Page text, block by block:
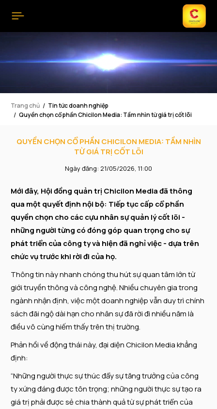
Trang chủ
Tin tức doanh nghiệp
Quyền chọn cổ phần Chicilon Media: Tầm nhìn từ giá trị cốt lõi
QUYỀN CHỌN CỔ PHẦN CHICILON MEDIA: TẦM NHÌN
TỪ GIÁ TRỊ CỐT LÕI
Ngày đăng: 21/05/2026, 11:00
Mới đây, Hội đồng quản trị Chicilon Media đã thông
qua một quyết định nội bộ: Tiếp tục cấp cổ phần
quyền chọn cho các cựu nhân sự quản lý cốt lõi -
những người từng có đóng góp quan trọng cho sự
phát triển của công ty và hiện đã nghỉ việc - dựa trên
chức vụ trước khi rời đi của họ.
Thông tin này nhanh chóng thu hút sự quan tâm lớn từ
giới truyền thông và công nghệ. Nhiều chuyên gia trong
ngành nhận định, việc một doanh nghiệp vẫn duy trì chính
sách đãi ngộ dài hạn cho nhân sự đã rời đi nhiều năm là
điều vô cùng hiếm thấy trên thị trường.
Phản hồi về động thái này, đại diện Chicilon Media khẳng
định:
“Những người thực sự thúc đẩy sự tăng trưởng của công
ty xứng đáng được tôn trọng; những người thực sự tạo ra
giá trị phải được sẻ chia thành quả từ sự phát triển của